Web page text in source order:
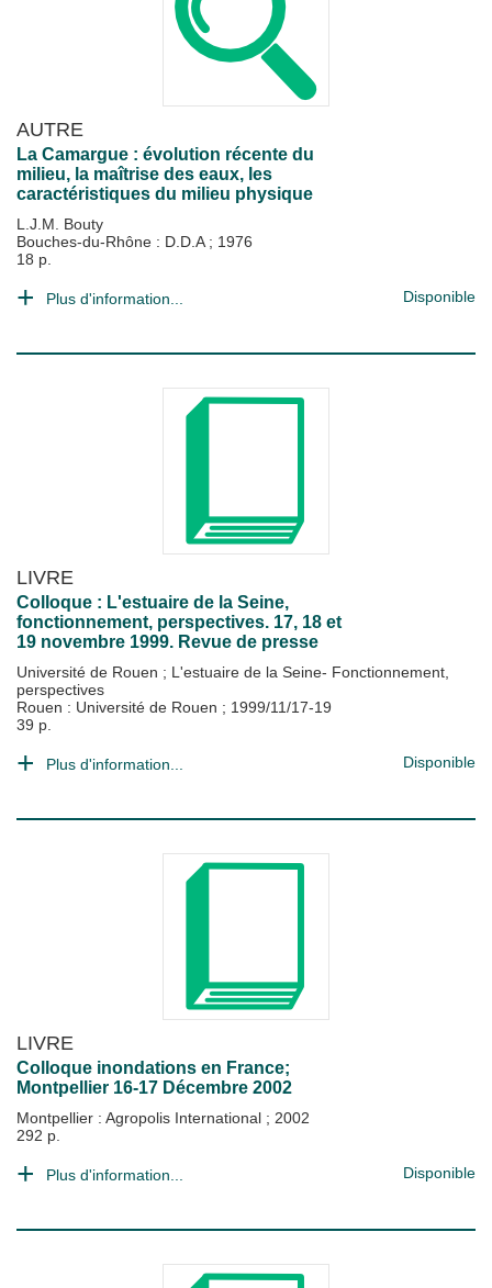
AUTRE
La Camargue : évolution récente du
milieu, la maîtrise des eaux, les
caractéristiques du milieu physique
L.J.M. Bouty
Bouches-du-Rhône : D.D.A ; 1976
18 p.
Plus d'information... Disponible
LIVRE
Colloque : L'estuaire de la Seine,
fonctionnement, perspectives. 17, 18 et
19 novembre 1999. Revue de presse
Université de Rouen ; L'estuaire de la Seine- Fonctionnement,
perspectives
Rouen : Université de Rouen ; 1999/11/17-19
39 p.
Plus d'information... Disponible
LIVRE
Colloque inondations en France;
Montpellier 16-17 Décembre 2002
Montpellier : Agropolis International ; 2002
292 p.
Plus d'information... Disponible